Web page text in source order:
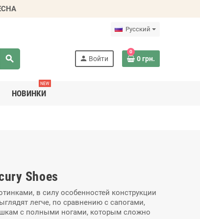
Русский
search person Войти
0
0 грн.
НОВИНКИ
NEW
Shoes
в силу особенностей конструкции
легче, по сравнению с сапогами,
с полными ногами, которым сложно